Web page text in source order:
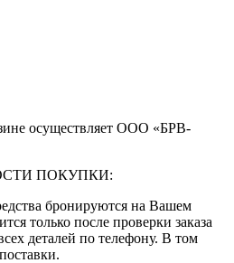
осуществляет ООО «БРВ-
ПОКУПКИ:
бронируются на Вашем
только после проверки заказа
деталей по телефону. В том